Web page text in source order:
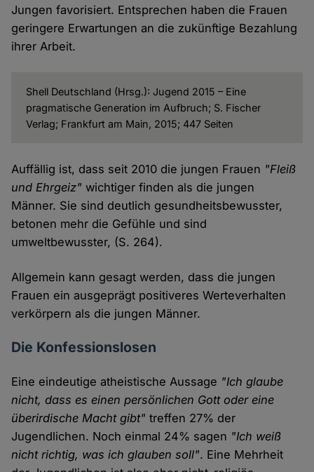
Jungen favorisiert. Entsprechen haben die Frauen
geringere Erwartungen an die zukünftige Bezahlung
ihrer Arbeit.
Shell Deutschland (Hrsg.): Jugend 2015 – Eine
pragmatische Generation im Aufbruch; S. Fischer
Verlag; Frankfurt am Main, 2015; 447 Seiten
Auffällig ist, dass seit 2010 die jungen Frauen "Fleiß
und Ehrgeiz" wichtiger finden als die jungen
Männer. Sie sind deutlich gesundheitsbewusster,
betonen mehr die Gefühle und sind
umweltbewusster, (S. 264).
Allgemein kann gesagt werden, dass die jungen
Frauen ein ausgeprägt positiveres Werteverhalten
verkörpern als die jungen Männer.
Die Konfessionslosen
Eine eindeutige atheistische Aussage "Ich glaube
nicht, dass es einen persönlichen Gott oder eine
überirdische Macht gibt" treffen 27% der
Jugendlichen. Noch einmal 24% sagen "Ich weiß
nicht richtig, was ich glauben soll". Eine Mehrheit